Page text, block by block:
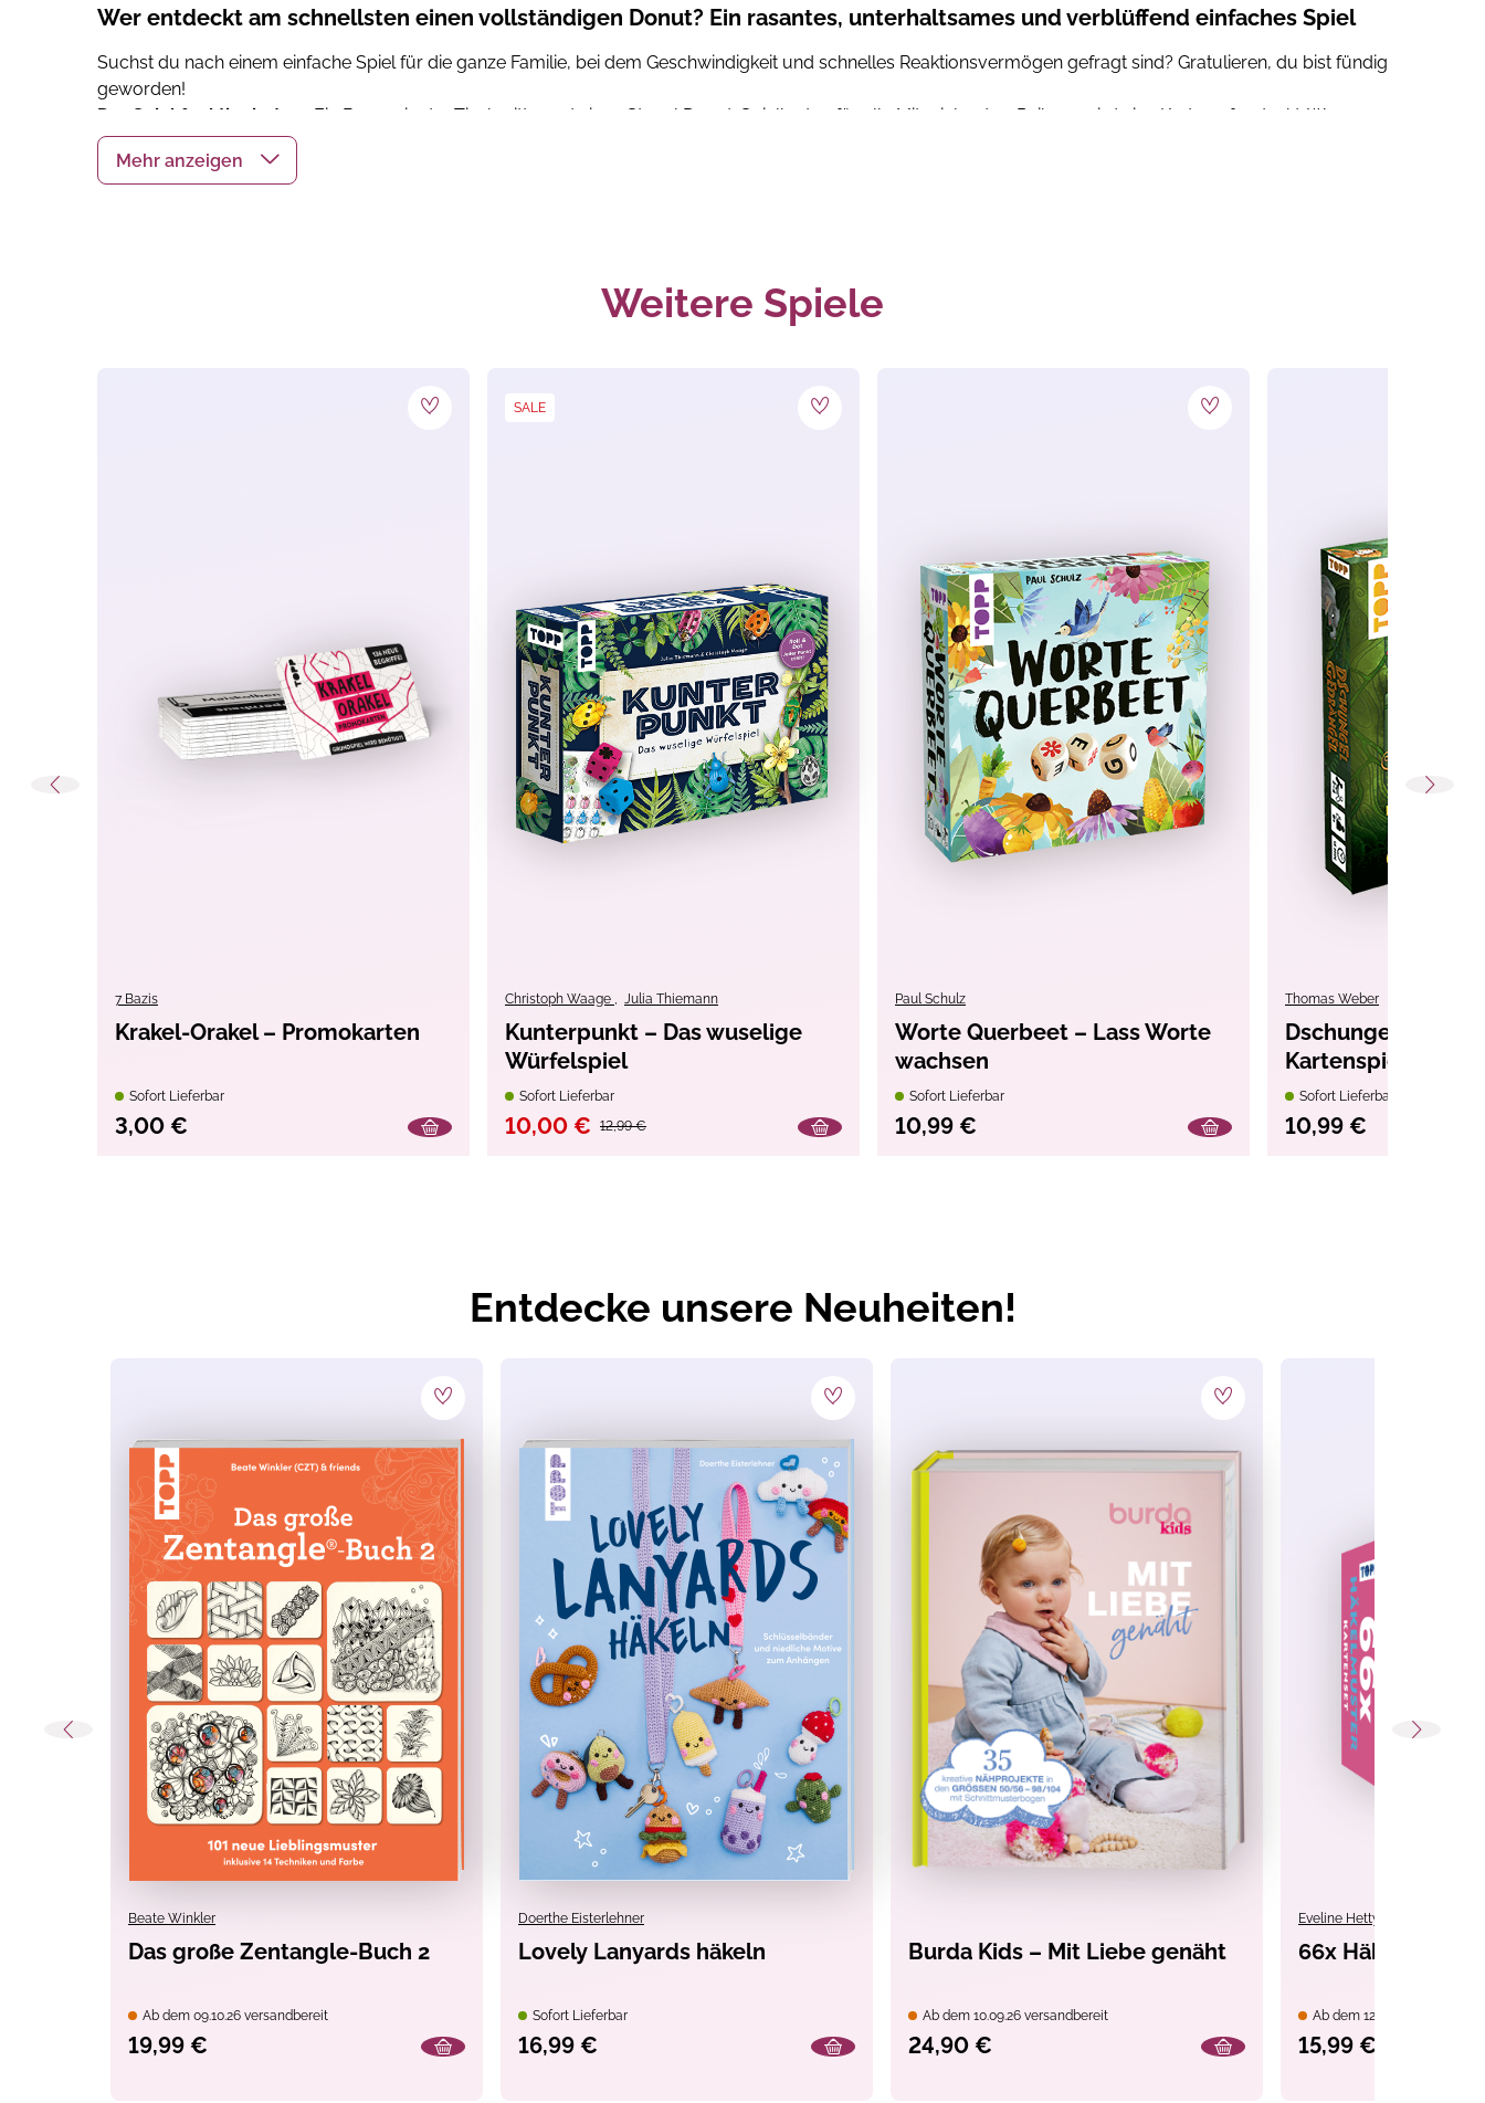
Wer entdeckt am schnellsten einen vollständigen Donut? Ein rasantes, unterhaltsames und verblüffend einfaches Spiel
Suchst du nach einem einfache Spiel für die ganze Familie, bei dem Geschwindigkeit und schnelles Reaktionsvermögen gefragt sind? Gratulieren, du bist fündig
geworden!
Das Spiel funktioniert so: Ein Buzzer in der Tischmitte und einen Stapel Donut-Spielkarten für alle Mitspielenden. Reihum wird eine Karte aufgedeckt. Wer am
schnellsten den vollständigen Donut entdeckt, buzzert. Wer die meisten Karten hat, gewinnt.
Spiel inklusive:
August 2022
Weitere Spiele
7 Bazis
Krakel-Orakel – Promokarten
Sofort Lieferbar
3,00 €
SALE
Christoph Waage Julia Thiemann
Kunterpunkt – Das wuselige
Würfelspiel
Sofort Lieferbar
12,99 €
10,00 €
Paul Schulz
Worte Querbeet – Lass Worte
wachsen
Sofort Lieferbar
10,99 €
Thomas Weber
Kartenspiel für
Tumult
Sofort Lieferbar
10,99 €
Entdecke unsere Neuheiten!
Beate Winkler
Das große Zentangle-Buch 2
Ab dem 09.10.26 versandbereit
19,99 €
Doerthe Eisterlehner
Lovely Lanyards häkeln
Sofort Lieferbar
16,99 €
Burda Kids – Mit Liebe genäht
Ab dem 10.09.26 versandbereit
24,90 €
Eveline Hetty-Burkart
66x
Ab dem 12.11.26
15,99 €